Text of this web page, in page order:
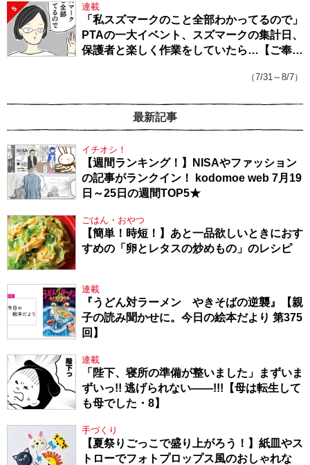
5 連載
「私スズマークのこと全部わかってるので」
PTAの一大イベント、スズマークの集計日、
保護者と楽しく作業をしていたら…【ご奉仕
（7/31～8/7）
最新記事
イチオシ！
【週間ランキング！】NISAやファッション
の記事がランクイン！ kodomoe web 7月19
日～25日の週間TOP5★
ごはん・おやつ
【簡単！時短！】あと一品欲しいときにおす
すめの「卵とレタスの炒めもの」のレシピ
連載
『うどん対ラーメン やきそばの逆襲』【親
子の読み聞かせに。今日の絵本だより 第375
回】
連載
「陛下、寝所の準備が整いました」まずいま
ずいっ!! 逃げられない――!!!【母は転生して
も母でした・8】
手づくり
【夏祭りごっこで盛り上がろう！】紙皿やス
トローでフォトプロップス風のおしゃれな